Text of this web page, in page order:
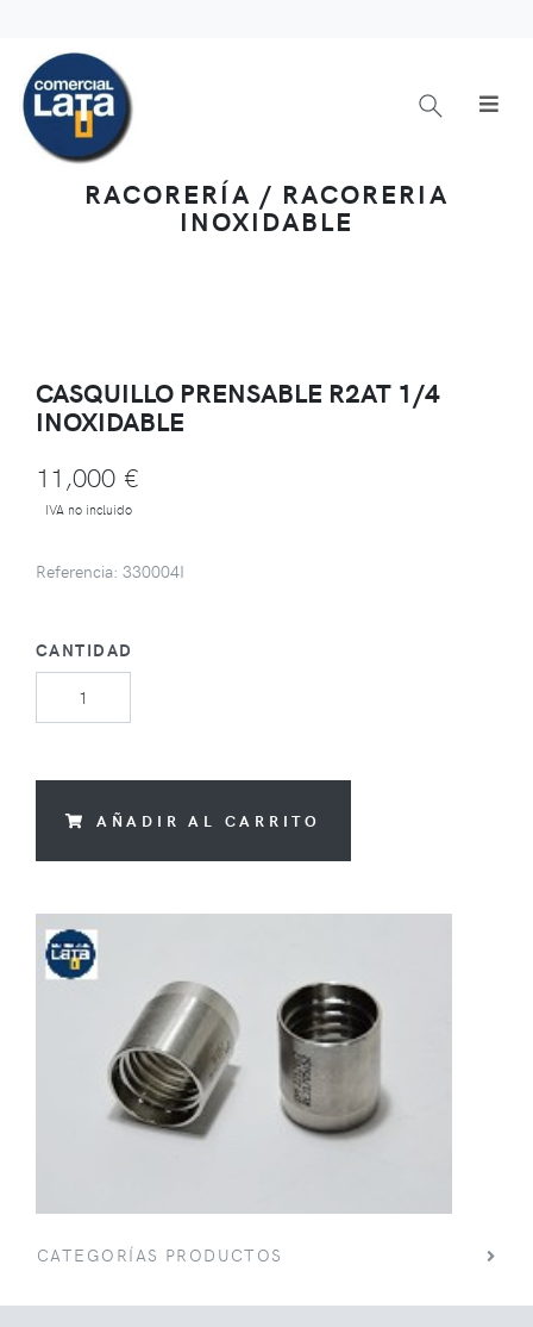
RACORERÍA / RACORERIA
INOXIDABLE
CASQUILLO PRENSABLE R2AT 1/4
INOXIDABLE
11,000 €
IVA no incluido
Referencia: 330004I
CANTIDAD
AÑADIR AL CARRITO
CATEGORÍAS PRODUCTOS